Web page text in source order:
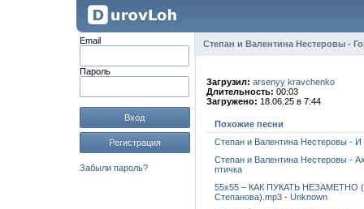
Email
Пароль
Вход
Регистрация
Забыли пароль?
Степан и Валентина Нестеровы -
Загрузил: arsenyy kravchenko
Длительность: 00:03
Загружено: 18.06.25 в 7:44
Похожие песни
Степан и Валентина Нестеровы -
Степан и Валентина Нестеровы -
птичка
55x55 – КАК ПУКАТЬ НЕЗАМЕТНО
Степанова).mp3 - Unknown